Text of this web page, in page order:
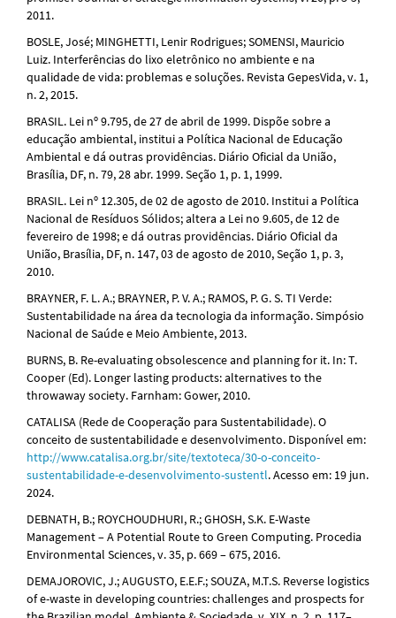
2011.
BOSLE, José; MINGHETTI, Lenir Rodrigues; SOMENSI, Mauricio
Luiz. Interferências do lixo eletrônico no ambiente e na
qualidade de vida: problemas e soluções. Revista GepesVida, v. 1,
n. 2, 2015.
BRASIL. Lei nº 9.795, de 27 de abril de 1999. Dispõe sobre a
educação ambiental, institui a Política Nacional de Educação
Ambiental e dá outras providências. Diário Oficial da União,
Brasília, DF, n. 79, 28 abr. 1999. Seção 1, p. 1, 1999.
BRASIL. Lei nº 12.305, de 02 de agosto de 2010. Institui a Política
Nacional de Resíduos Sólidos; altera a Lei no 9.605, de 12 de
fevereiro de 1998; e dá outras providências. Diário Oficial da
União, Brasília, DF, n. 147, 03 de agosto de 2010, Seção 1, p. 3,
2010.
BRAYNER, F. L. A.; BRAYNER, P. V. A.; RAMOS, P. G. S. TI Verde:
Sustentabilidade na área da tecnologia da informação. Simpósio
Nacional de Saúde e Meio Ambiente, 2013.
BURNS, B. Re-evaluating obsolescence and planning for it. In: T.
Cooper (Ed). Longer lasting products: alternatives to the
throwaway society. Farnham: Gower, 2010.
CATALISA (Rede de Cooperação para Sustentabilidade). O
conceito de sustentabilidade e desenvolvimento. Disponível em:
http://www.catalisa.org.br/site/textoteca/30-o-conceito-
sustentabilidade-e-desenvolvimento-sustentl. Acesso em: 19 jun.
2024.
DEBNATH, B.; ROYCHOUDHURI, R.; GHOSH, S.K. E-Waste
Management – A Potential Route to Green Computing. Procedia
Environmental Sciences, v. 35, p. 669 – 675, 2016.
DEMAJOROVIC, J.; AUGUSTO, E.E.F.; SOUZA, M.T.S. Reverse logistics
of e-waste in developing countries: challenges and prospects for